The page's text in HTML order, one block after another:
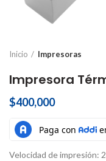
Inicio Impresoras
Impresora
$400,000
Velocidad de impresión: